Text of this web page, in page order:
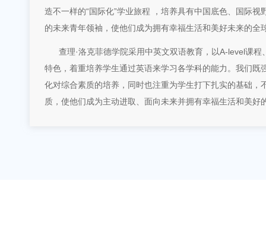
造不一样的“国际化”学业旅程 ，培养具有中国底色、国际
的未来青年领袖，使他们成为拥有幸福生活和美好未来的全
查理·洛克菲德学院采用中英文双语教育，以A-level课
特色，着重培养学生通过英语来学习各学科的能力。我们既
化对综合素质的培养，同时也注重为学生打下扎实的基础，
质，使他们成为主动进取、面向未来并拥有幸福生活和美好